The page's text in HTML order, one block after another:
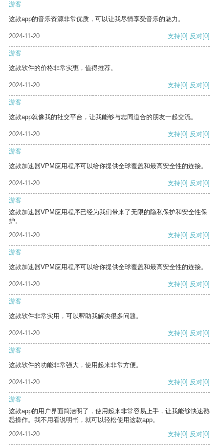
游客
这款app的音乐资源非常优质，可以让我尽情享受音乐的魅力。
2024-11-20 支持[0] 反对[0]
游客
这款软件的价格非常实惠，值得推荐。
2024-11-20 支持[0] 反对[0]
游客
这款app就像我的社交平台，让我能够与志同道合的朋友一起交流。
2024-11-20 支持[0] 反对[0]
游客
这款加速器VPM应用程序可以给你提供全球覆盖和最高安全性的连接。
2024-11-20 支持[0] 反对[0]
游客
这款加速器VPM应用程序已经为我们带来了无限的隐私保护和安全性保
护。
2024-11-20
支持[0] 反对[0]
游客
这款加速器VPM应用程序可以给你提供全球覆盖和最高安全性的连接。
2024-11-20 支持[0] 反对[0]
游客
这款软件非常实用，可以帮助我解决很多问题。
2024-11-20 支持[0] 反对[0]
游客
这款软件的功能非常强大，使用起来非常方便。
2024-11-20 支持[0] 反对[0]
游客
这款app的用户界面简洁明了，使用起来非常容易上手，让我能够快速熟
悉操作。我不用看说明书，就可以轻松使用这款app。
2024-11-20
支持[0] 反对[0]